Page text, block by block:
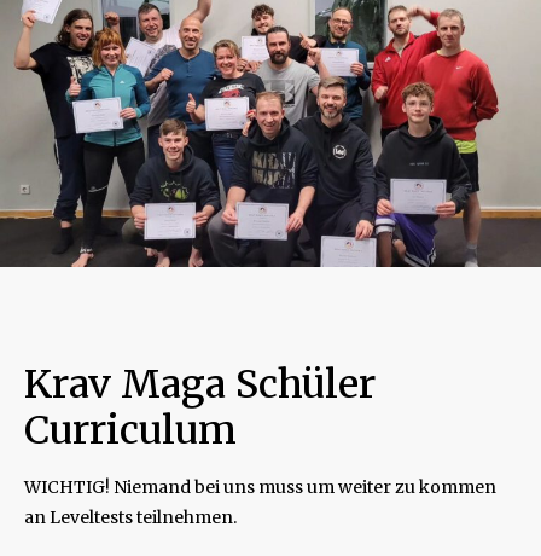
Krav Maga Schüler
Curriculum
WICHTIG! Niemand bei uns muss um weiter zu kommen
an Leveltests teilnehmen.